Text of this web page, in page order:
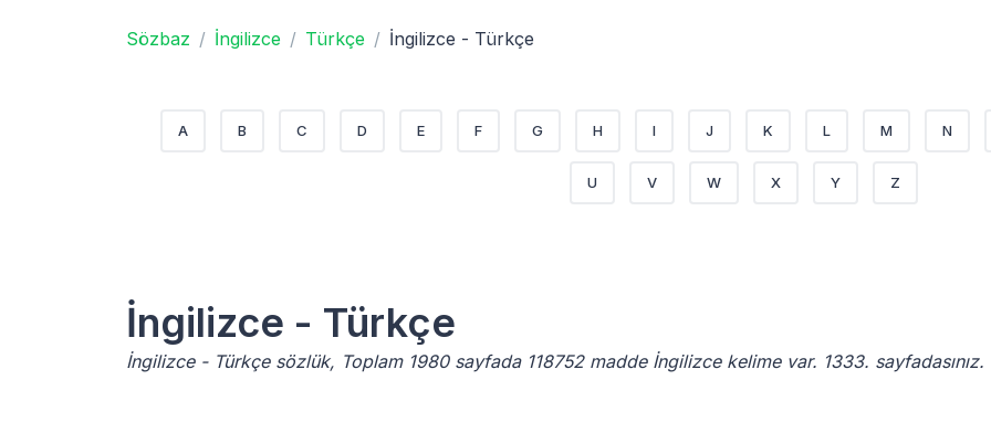
Sözbaz İngilizce Türkçe İngilizce - Türkçe
A B C D E F G H I J K L M N
U V W X Y Z
İngilizce - Türkçe
İngilizce - Türkçe sözlük, Toplam 1980 sayfada 118752 madde İngilizce kelime var. 1333. sayfadasınız.